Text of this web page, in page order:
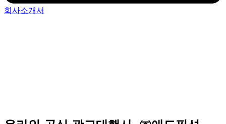
회사소개서